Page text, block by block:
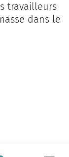
travailleurs
dans le